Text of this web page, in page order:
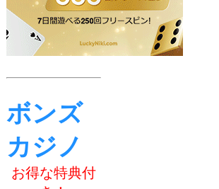
ボンズ
カジノ
お得な特典付